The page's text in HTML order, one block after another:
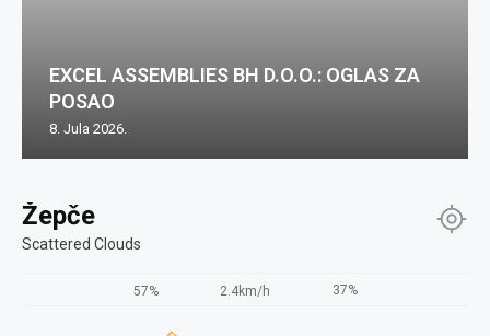
Žepče
Scattered Clouds
57% 2.4km/h 37%
EXCEL ASSEMBLIES BH D.O.O.: OGLAS ZA
POSAO
8. Jula 2026.